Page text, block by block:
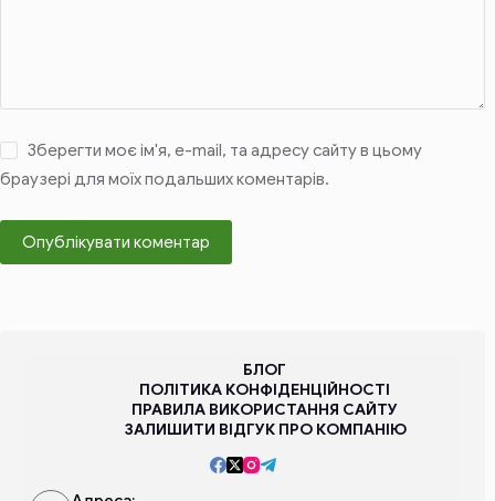
Зберегти моє ім'я, e-mail, та адресу сайту в цьому
браузері для моїх подальших коментарів.
Опублікувати коментар
БЛОГ
ПОЛІТИКА КОНФІДЕНЦІЙНОСТІ
ПРАВИЛА ВИКОРИСТАННЯ САЙТУ
ЗАЛИШИТИ ВІДГУК ПРО КОМПАНІЮ